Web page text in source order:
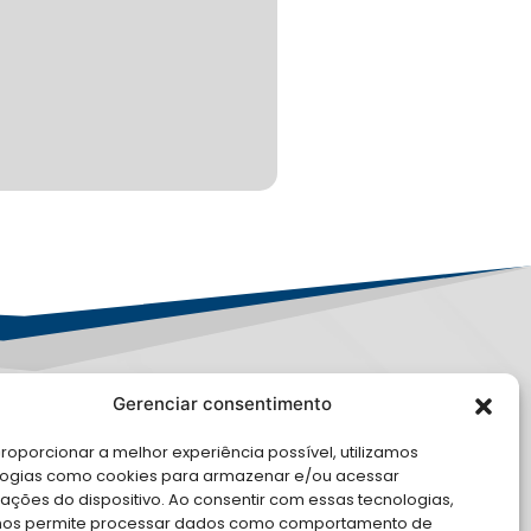
Gerenciar consentimento
a melhor experiência possível, utilizamos
como cookies para armazenar e/ou acessar
do dispositivo. Ao consentir com essas tecnologias,
permite processar dados como comportamento de
CONOSCO
Apoio Institucional da AMB